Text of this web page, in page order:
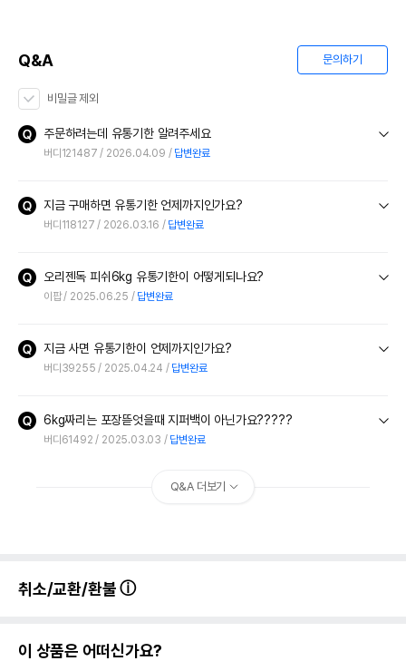
Q&A 문의하기
비밀글 제외
주문하려는데 유통기한 알려주세요
버디121487 2026.04.09 답변완료
지금 구매하면 유통기한 언제까지인가요?
버디118127 2026.03.16 답변완료
오리젠독 피쉬6kg 유통기한이 어떻게되나요?
이팝 2025.06.25 답변완료
지금 사면 유통기한이 언제까지인가요?
버디39255 2025.04.24 답변완료
6kg짜리는 포장뜯엇을때 지퍼백이 아닌가요?????
버디61492 2025.03.03 답변완료
Q&A 더보기
취소/교환/환불
이 상품은 어떠신가요?